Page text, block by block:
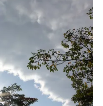
場 居民控業者未依法申請
、日前被規劃改建為裝
，預計裝設108座電池
地居民再北上抗議、指控
部申請、同意備案，就開
除了上午前往經濟部能源
的母公司「森崴能源」喊
第15